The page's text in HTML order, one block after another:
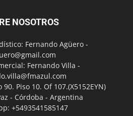
NOSOTROS
Fernando Agüero -
Fernando Villa -
Piso 10. Of 107.(X5152EYN)
- Córdoba - Argentina
+5493541585147